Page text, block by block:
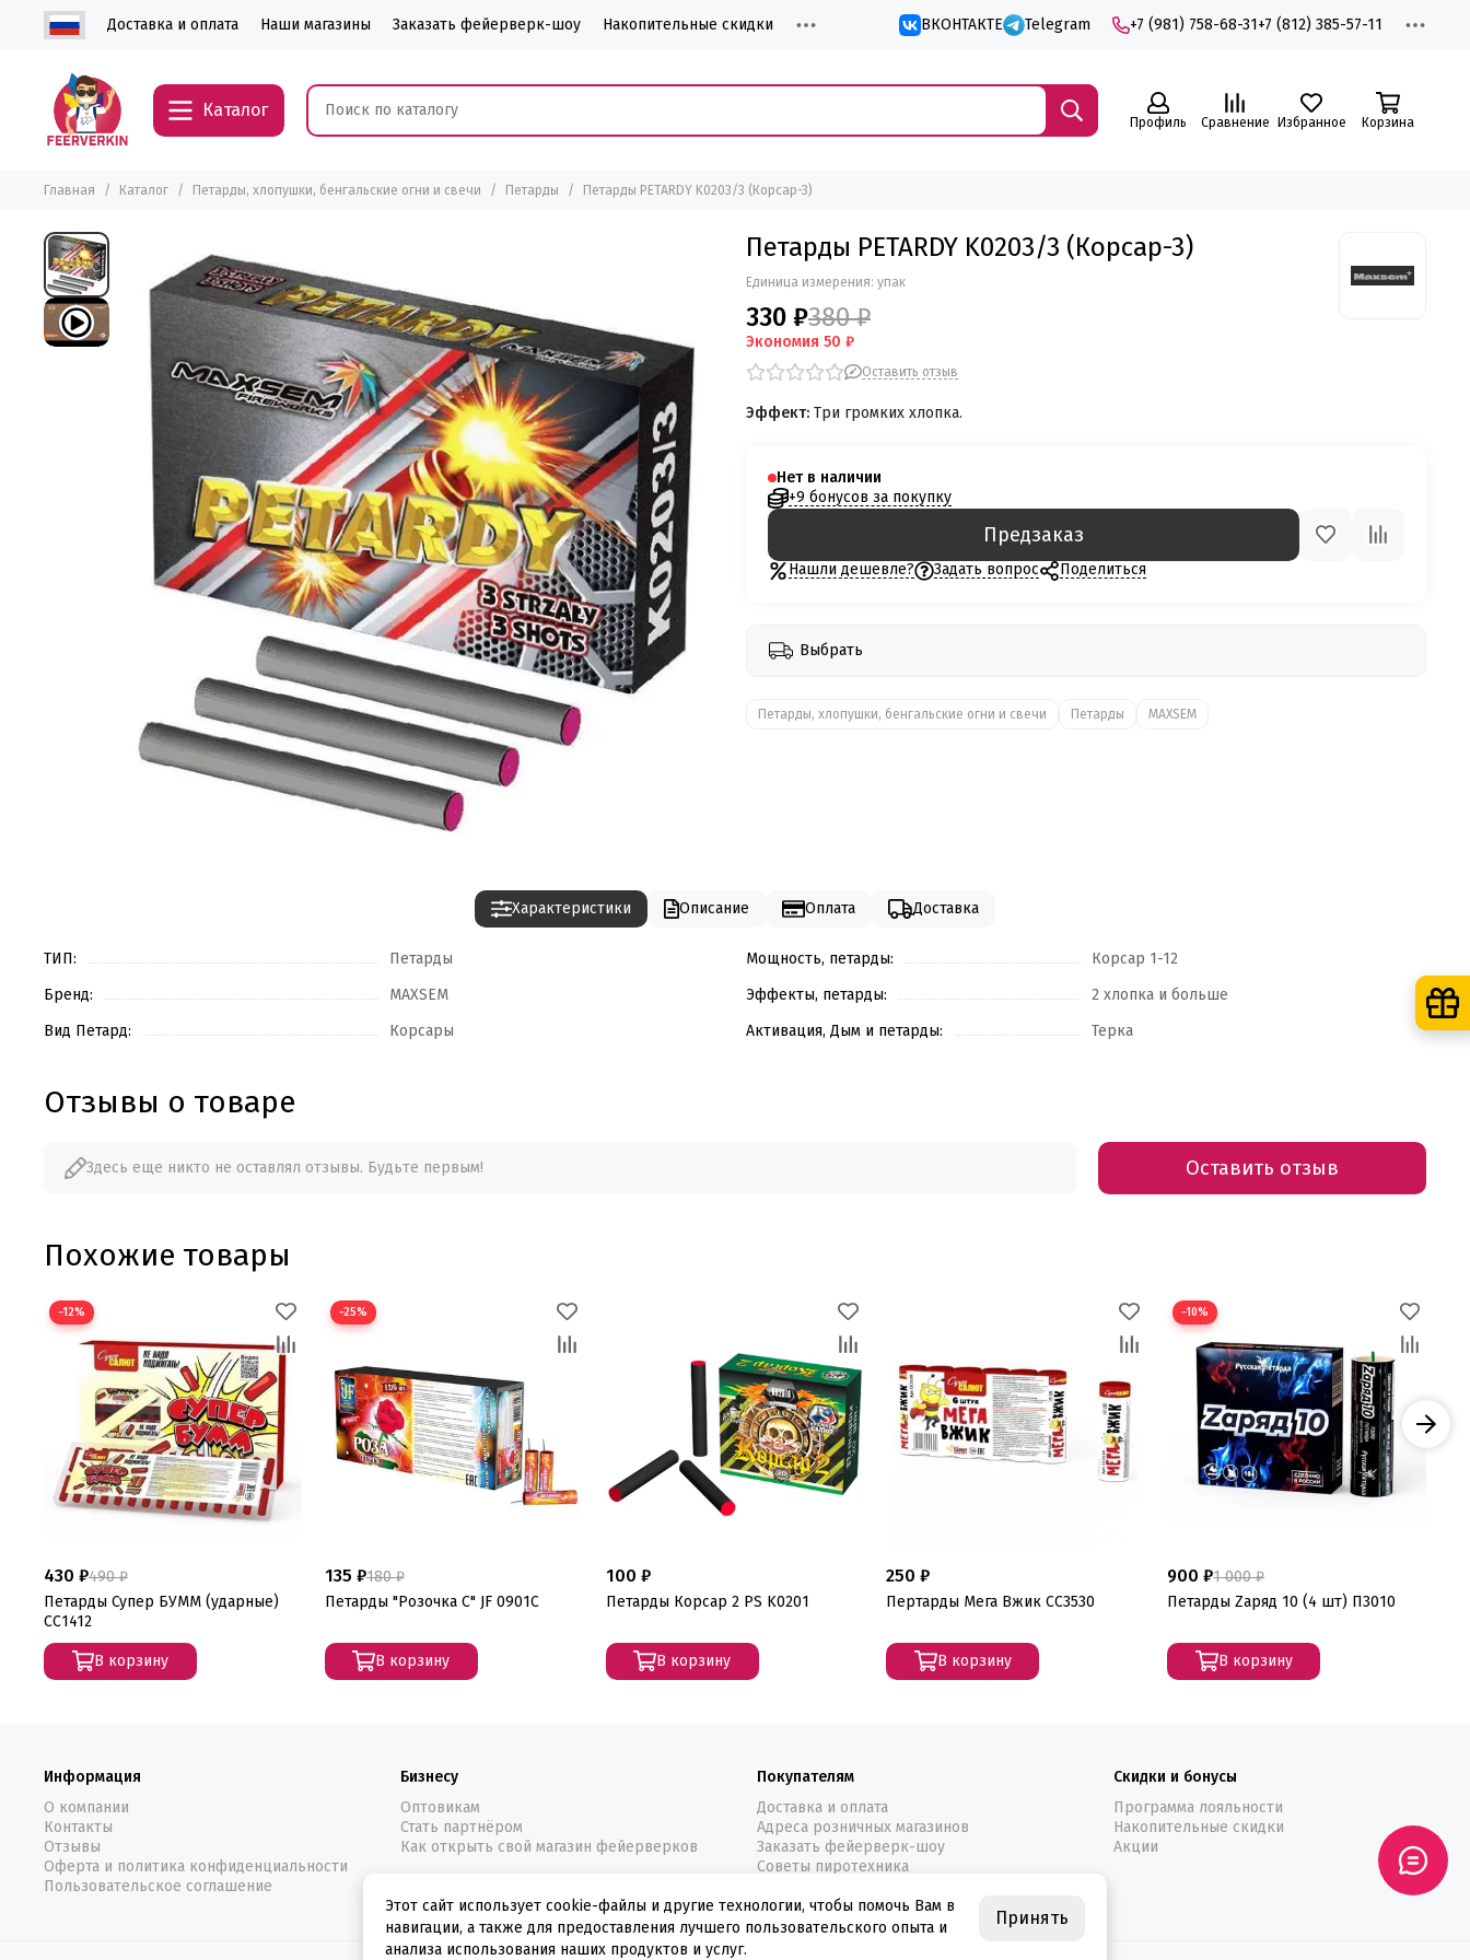
Доставка и оплата Наши магазины Заказать фейерверк-шоу Накопительные скидки ВКОНТАКТЕ Telegram +7 (981) 758-68-31+7 (812) 385-57-11
Каталог
Профиль Сравнение Избранное Корзина
Главная Каталог Петарды, хлопушки, бенгальские огни и свечи Петарды Петарды PETARDY K0203/3 (Корсар-3)
Петарды PETARDY K0203/3 (Корсар-3)
Единица измерения: упак
330 ₽380 ₽
Экономия 50 ₽
Оставить отзыв
Эффект: Три громких хлопка.
Нет в наличии
+9 бонусов за покупку
Предзаказ
Нашли дешевле? Задать вопрос Поделиться
Выбрать
Петарды, хлопушки, бенгальские огни и свечи Петарды MAXSEM
Характеристики Описание Оплата Доставка
ТИП:
Петарды
Бренд:
MAXSEM
Вид Петард:
Корсары
Мощность, петарды:
Корсар 1-12
Эффекты, петарды:
2 хлопка и больше
Активация, Дым и петарды:
Терка
Отзывы о товаре
Здесь еще никто не оставлял отзывы. Будьте первым! Оставить отзыв
Похожие товары
−12%
430 ₽490 ₽
Петарды Супер БУММ (ударные)
СС1412
В корзину
−25%
135 ₽180 ₽
Петарды "Розочка С" JF 0901C
В корзину
100 ₽
Петарды Корсар 2 PS K0201
В корзину
250 ₽
Пертарды Мега Вжик СС3530
В корзину
−10%
900 ₽1 000 ₽
Петарды Zаряд 10 (4 шт) П3010
В корзину
Информация
О компании
Контакты
Отзывы
Оферта и политика конфиденциальности
Пользовательское соглашение
Бизнесу
Оптовикам
Стать партнёром
Как открыть свой магазин фейерверков
Покупателям
Доставка и оплата
Адреса розничных магазинов
Заказать фейерверк-шоу
Советы пиротехника
Скидки и бонусы
Программа лояльности
Накопительные скидки
Акции
Этот сайт использует cookie-файлы и другие технологии, чтобы помочь Вам в
навигации, а также для предоставления лучшего пользовательского опыта и
анализа использования наших продуктов и услуг.
Принять